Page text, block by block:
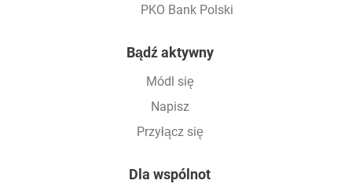
PKO Bank Polski
Bądź aktywny
Módl się
Napisz
Przyłącz się
Dla wspólnot